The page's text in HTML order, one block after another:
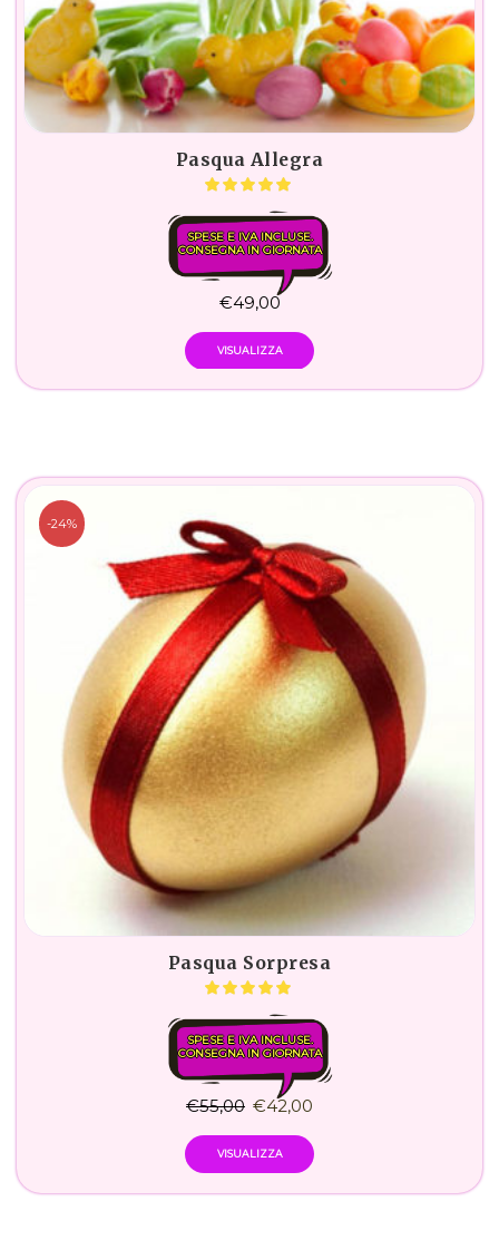
Pasqua Allegra
SPESE E IVA INCLUSE.
CONSEGNA IN GIORNATA
€49,00
VISUALIZZA
-24%
Pasqua Sorpresa
SPESE E IVA INCLUSE.
CONSEGNA IN GIORNATA
€55,00 €42,00
VISUALIZZA